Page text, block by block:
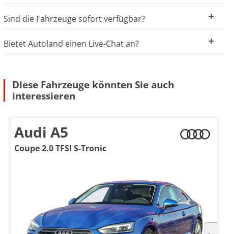
Sind die Fahrzeuge sofort verfügbar?
Bietet Autoland einen Live-Chat an?
Diese Fahrzeuge könnten Sie auch
interessieren
Audi A5
Coupe 2.0 TFSI S-Tronic